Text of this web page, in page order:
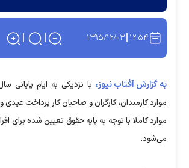
۱۲:۵۴ ۱۳۹۵/۱۲/۰۳
به گزارش آفتاب نیوز، با نزدیکی به ایام پایانی
موارد کارمندان، کارگران و صاحبان کار پرداخت
موارد کاملا با توجه به پایه حقوق تعیین شده برای
می‌شود.